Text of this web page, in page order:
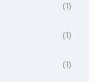
(1)
(1)
(1)